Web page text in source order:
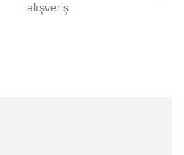
alışveriş